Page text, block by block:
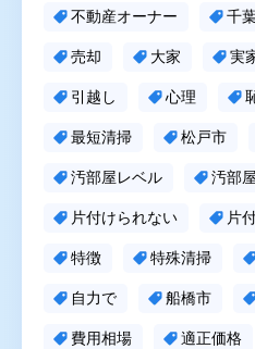
不動産オーナー 千
売却 大家 実
引越し 心理
最短清掃 松戸市
汚部屋レベル 汚部
片付けられない 片
特徴 特殊清掃
自力で 船橋市
費用相場 適正価格